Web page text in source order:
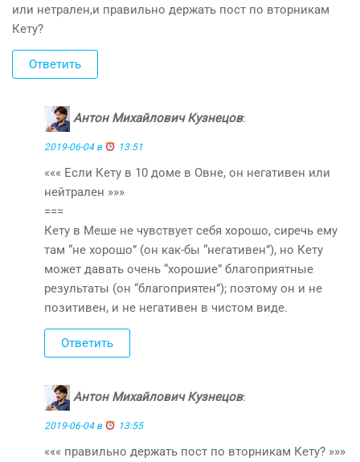
или нетрален,и правильно держать пост по вторникам
Кету?
Ответить
Антон Михайлович Кузнецов:
2019-06-04 в 13:51
««« Если Кету в 10 доме в Овне, он негативен или
нейтрален »»»
===
Кету в Меше не чувствует себя хорошо, сиречь ему
там “не хорошо” (он как-бы “негативен”), но Кету
может давать очень “хорошие” благоприятные
результаты (он “благоприятен”); поэтому он и не
позитивен, и не негативен в чистом виде.
Ответить
Антон Михайлович Кузнецов:
2019-06-04 в 13:55
««« правильно держать пост по вторникам Кету? »»»